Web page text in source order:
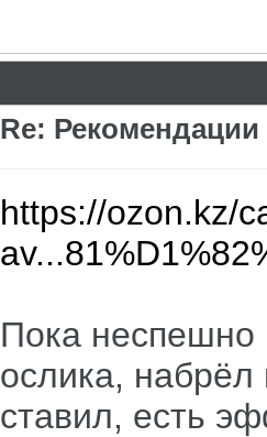
Re:
https://ozon.kz/
Пока неспешно
ослика, набрёл
ставил, есть